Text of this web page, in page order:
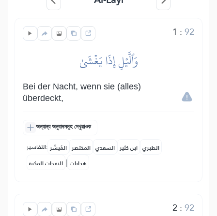
1 :92
وَٱلَّيۡلِ إِذَا يَغۡشَىٰ
Bei der Nacht, wenn sie (alles)
überdeckt,
অন্যান্য অনুবাদসমূহ দেখুৱাওক
التفاسير: المُيسَّر المختصر السعدي ابن كثير الطبري
النفحات المكية | هدايات
2 :92